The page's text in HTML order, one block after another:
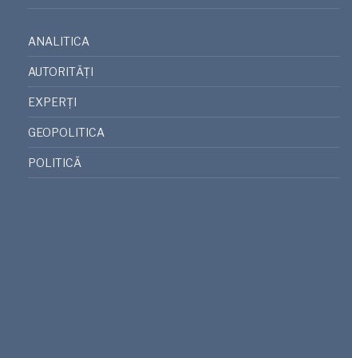
ANALITICA
AUTORITĂȚI
EXPERȚI
GEOPOLITICA
POLITICĂ